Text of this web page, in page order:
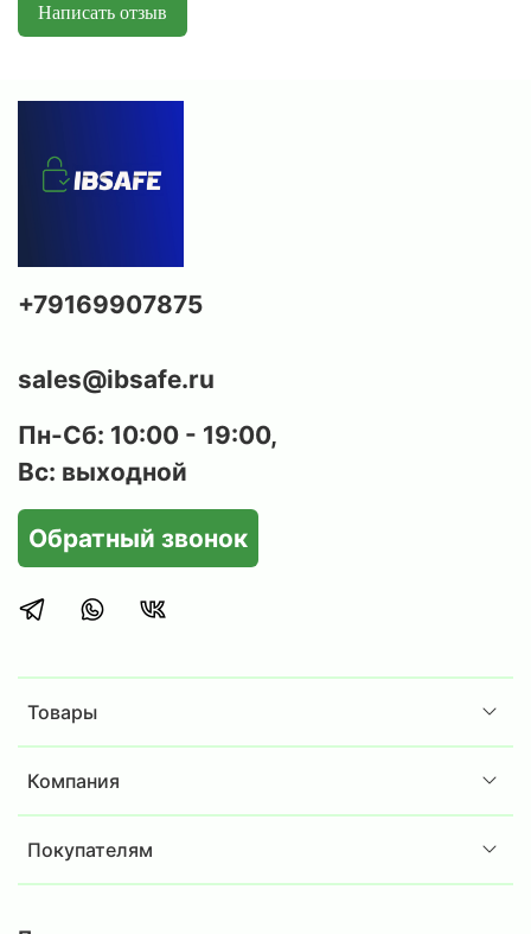
Написать отзыв
Товары
Компания
Покупателям
+79169907875
sales@ibsafe.ru
Пн-Сб: 10:00 - 19:00,
Вс: выходной
Обратный звонок